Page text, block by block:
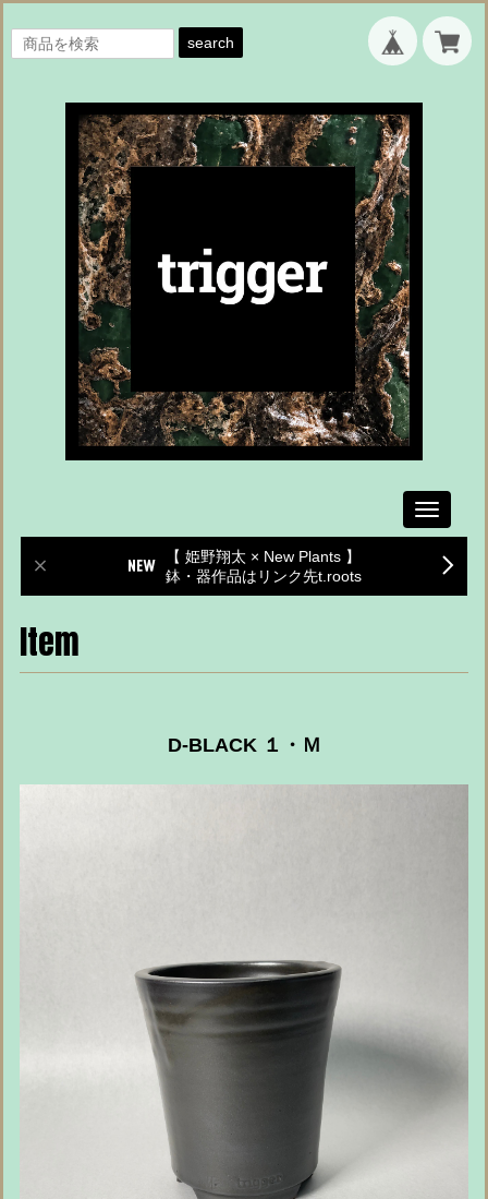
search
Toggle
【 姫野翔太 × New Plants 】
鉢・器作品はリンク先t.roots
Item
D-BLACK １・Ｍ